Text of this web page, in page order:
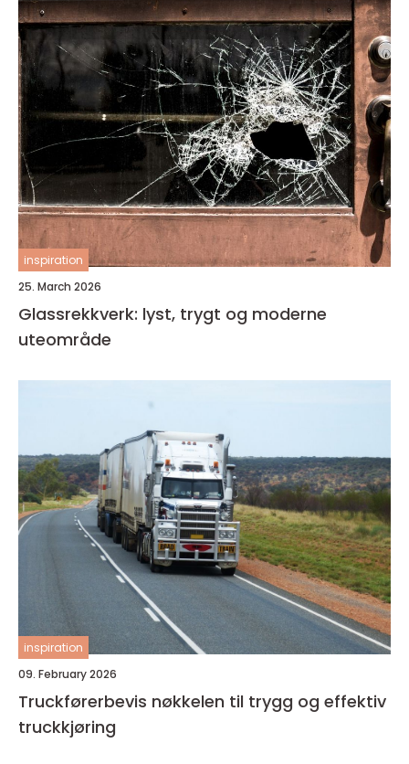
inspiration
25. March 2026
Glassrekkverk: lyst, trygt og moderne
uteområde
inspiration
09. February 2026
Truckførerbevis nøkkelen til trygg og effektiv
truckkjøring